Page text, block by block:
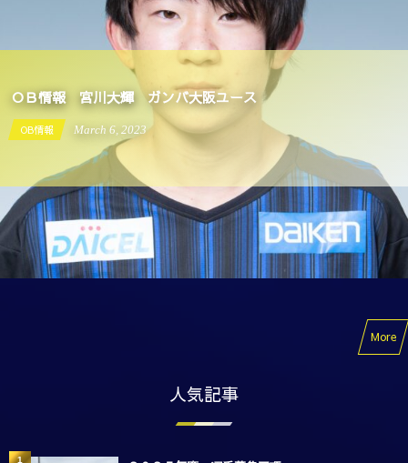
ＯＢ情報 宮川大輝 ガンバ大阪ユース
OB情報 March 6 2023
More
人気記事
1